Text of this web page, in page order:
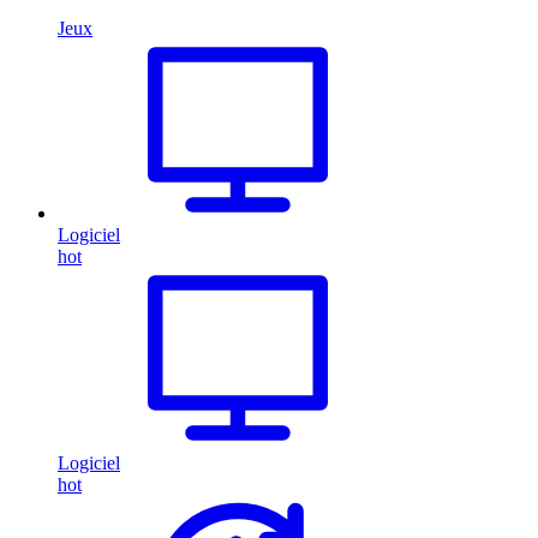
Jeux
Logiciel
hot
Logiciel
hot